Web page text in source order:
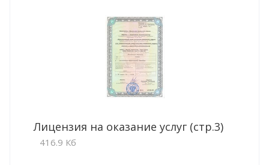
Лицензия на оказание услуг (стр.3)
416.9 Кб